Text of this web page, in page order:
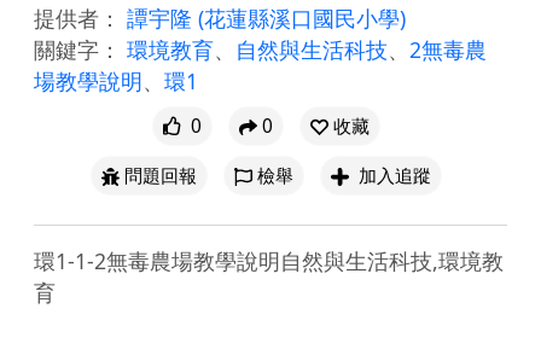
提供者： 譚宇隆 (花蓮縣溪口國民小學)
關鍵字： 環境教育、 自然與生活科技、 2無毒農
場教學說明、 環1
0 0
收藏
問題回報
檢舉 加入追蹤
環1-1-2無毒農場教學說明自然與生活科技,環境教
育